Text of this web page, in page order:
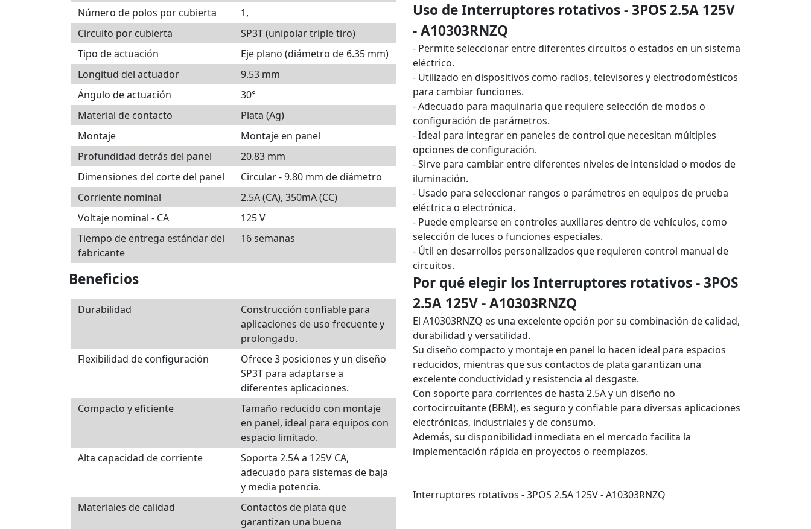
Número de polos por cubierta
1,
Circuito por cubierta
SP3T (unipolar triple tiro)
Tipo de actuación
Eje plano (diámetro de 6.35 mm)
Longitud del actuador
9.53 mm
Ángulo de actuación
30°
Material de contacto
Plata (Ag)
Montaje
Montaje en panel
Profundidad detrás del panel
20.83 mm
Dimensiones del corte del panel
Circular - 9.80 mm de diámetro
Corriente nominal
2.5A (CA), 350mA (CC)
Voltaje nominal - CA
125 V
Tiempo de entrega estándar del
fabricante
16 semanas
Beneficios
Durabilidad
Construcción confiable para
aplicaciones de uso frecuente y
prolongado.
Flexibilidad de configuración
Ofrece 3 posiciones y un diseño
SP3T para adaptarse a
diferentes aplicaciones.
Compacto y eficiente
Tamaño reducido con montaje
en panel, ideal para equipos con
espacio limitado.
Alta capacidad de corriente
Soporta 2.5A a 125V CA,
adecuado para sistemas de baja
y media potencia.
Materiales de calidad
Contactos de plata que
garantizan una buena
Uso de Interruptores rotativos - 3POS 2.5A 125V
- A10303RNZQ
- Permite seleccionar entre diferentes circuitos o estados en un sistema
eléctrico.
- Utilizado en dispositivos como radios, televisores y electrodomésticos
para cambiar funciones.
- Adecuado para maquinaria que requiere selección de modos o
configuración de parámetros.
- Ideal para integrar en paneles de control que necesitan múltiples
opciones de configuración.
- Sirve para cambiar entre diferentes niveles de intensidad o modos de
iluminación.
- Usado para seleccionar rangos o parámetros en equipos de prueba
eléctrica o electrónica.
- Puede emplearse en controles auxiliares dentro de vehículos, como
selección de luces o funciones especiales.
- Útil en desarrollos personalizados que requieren control manual de
circuitos.
Por qué elegir los Interruptores rotativos - 3POS
2.5A 125V - A10303RNZQ
El A10303RNZQ es una excelente opción por su combinación de calidad,
durabilidad y versatilidad.
Su diseño compacto y montaje en panel lo hacen ideal para espacios
reducidos, mientras que sus contactos de plata garantizan una
excelente conductividad y resistencia al desgaste.
Con soporte para corrientes de hasta 2.5A y un diseño no
cortocircuitante (BBM), es seguro y confiable para diversas aplicaciones
electrónicas, industriales y de consumo.
Además, su disponibilidad inmediata en el mercado facilita la
implementación rápida en proyectos o reemplazos.
Interruptores rotativos - 3POS 2.5A 125V - A10303RNZQ